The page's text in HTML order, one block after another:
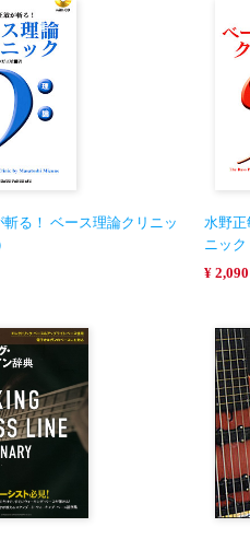
る！ ベース理論クリニッ
水野正
ニック
¥ 2,090